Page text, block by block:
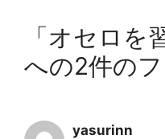
「オセロを
への2件の
yasurinn